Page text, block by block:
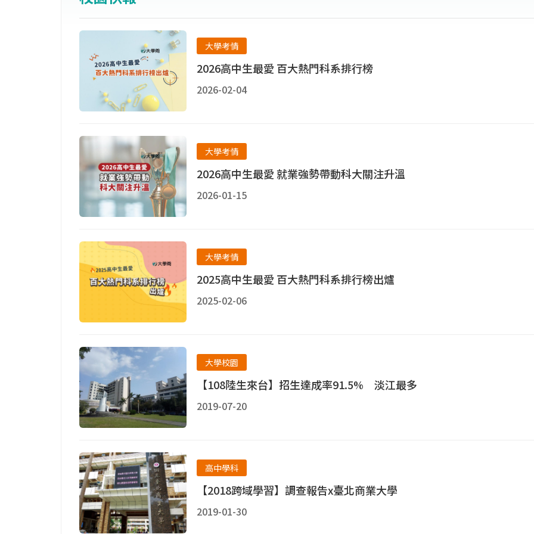
大學考情
2026高中生最愛 百大熱門科系排行榜
2026-02-04
大學考情
2026高中生最愛 就業強勢帶動科大關注升溫
2026-01-15
大學考情
2025高中生最愛 百大熱門科系排行榜出爐
2025-02-06
大學校園
【108陸生來台】招生達成率91.5% 淡江最多
2019-07-20
高中學科
【2018跨域學習】調查報告x臺北商業大學
2019-01-30